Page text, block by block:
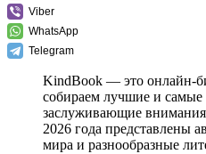
Viber
WhatsApp
Telegram
KindBook — это онлайн-
собираем лучшие и самые
заслуживающие
2026 года представлены
мира и разнообразные